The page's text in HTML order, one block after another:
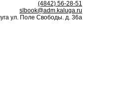
(4842) 56-28-51
slbook@adm.kaluga.ru
ул. Поле Свободы. д. 36а